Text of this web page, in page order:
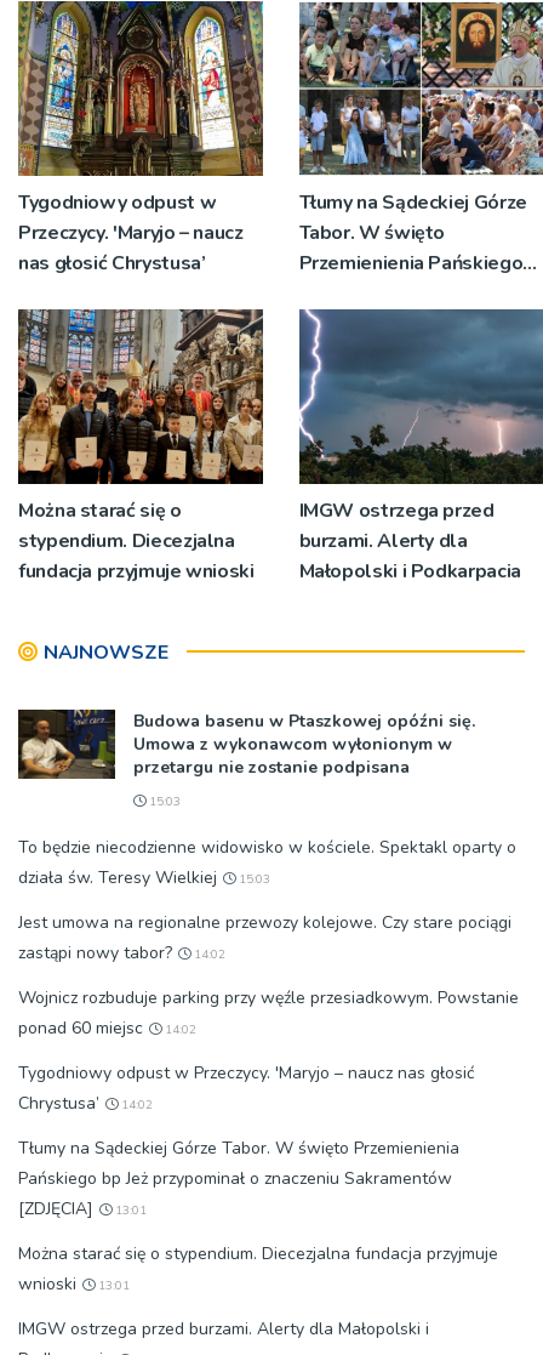
miejsc
Tygodniowy odpust w
Przeczycy. 'Maryjo – naucz
nas głosić Chrystusa’
Tłumy na Sądeckiej Górze
Tabor. W święto
Przemienienia Pańskiego
znaczeniu Sakramentów
[ZDJĘCIA]
Można starać się o
stypendium. Diecezjalna
fundacja przyjmuje wnioski
IMGW ostrzega przed
burzami. Alerty dla
Małopolski i Podkarpacia
NAJNOWSZE
Budowa basenu w Ptaszkowej opóźni się.
Umowa z wykonawcom wyłonionym w
przetargu nie zostanie podpisana
15:03
To będzie niecodzienne widowisko w kościele. Spektakl oparty o
działa św. Teresy Wielkiej
15:03
Jest umowa na regionalne przewozy kolejowe. Czy stare pociągi
zastąpi nowy tabor?
14:02
Wojnicz rozbuduje parking przy węźle przesiadkowym. Powstanie
ponad 60 miejsc
14:02
Tygodniowy odpust w Przeczycy. 'Maryjo – naucz nas głosić
Chrystusa’
14:02
Tłumy na Sądeckiej Górze Tabor. W święto Przemienienia
Pańskiego bp Jeż przypominał o znaczeniu Sakramentów
[ZDJĘCIA]
13:01
Można starać się o stypendium. Diecezjalna fundacja przyjmuje
wnioski
13:01
IMGW ostrzega przed burzami. Alerty dla Małopolski i